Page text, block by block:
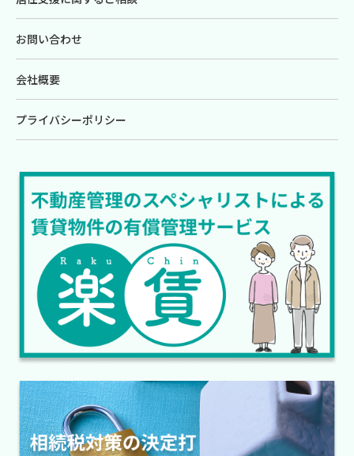
お問い合わせ
会社概要
プライバシーポリシー